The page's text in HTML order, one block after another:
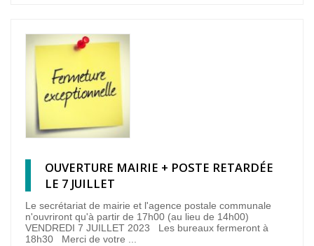
OUVERTURE MAIRIE + POSTE RETARDÉE
LE 7 JUILLET
Le secrétariat de mairie et l'agence postale communale
n'ouvriront qu'à partir de 17h00 (au lieu de 14h00)
VENDREDI 7 JUILLET 2023 Les bureaux fermeront à
18h30 Merci de votre ...